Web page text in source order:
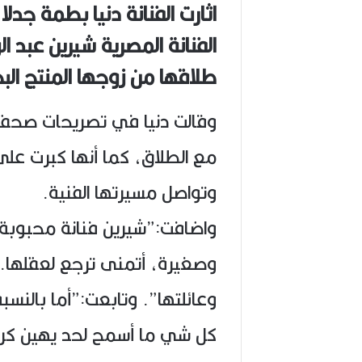
اثارت الفنانة دنيا بطمة
الفنانة المصرية شيرين عبد
طلاقها من زوجها المنتج
وقالت دنيا في تصريحات
مع الطلاق، كما أنها كبرت
وتواصل مسيرتها الفنية.
واضافت:”شيرين فنانة
وصغيرة، أتمنى ترجع
وعائلتها”. وتابعت:”أما
كل شي ما أسمح لحد يهين
(
1
9
4
6
2
0
2
6
)